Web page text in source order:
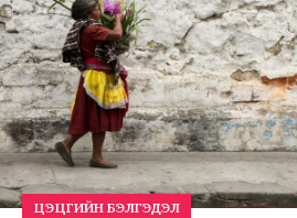
ЦЭЦГИЙН БЭЛГЭДЭЛ